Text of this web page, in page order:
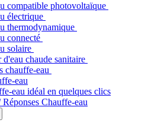
compatible photovoltaïque
électrique
thermodynamique
connecté
solaire
d'eau chaude sanitaire
chauffe-eau
eau
eau idéal en quelques clics
Chauffe-eau